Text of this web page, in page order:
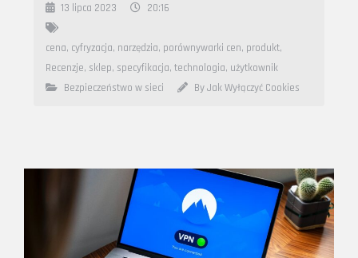
13 lipca 2023 20:16
cena, cyfryzacja, narzędzia, porównywarki cen, produkt,
Recenzje, sklep, specyfikacja, technologia, użytkownik
Bezpieczeństwo w sieci
By Jak Wyłączyć Cookies